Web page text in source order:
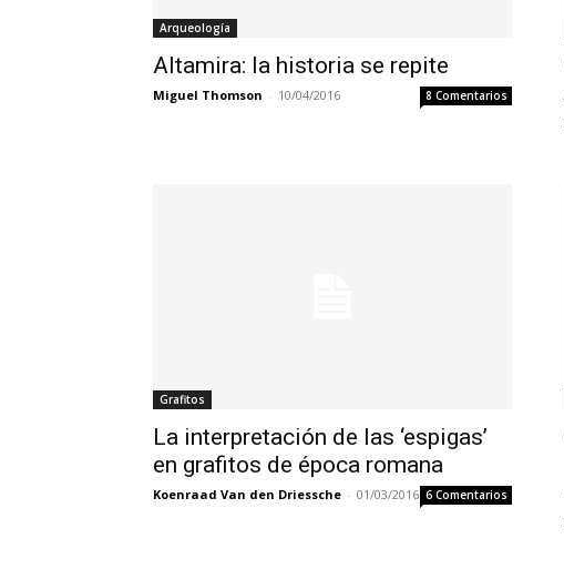
Arqueología
Altamira: la historia se repite
Miguel Thomson - 10/04/2016 8 Comentarios
Grafitos
La interpretación de las ‘espigas’
en grafitos de época romana
Koenraad Van den Driessche - 01/03/2016 6 Comentarios